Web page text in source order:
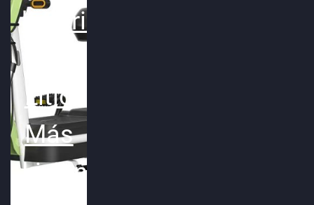
bateria
Litio
Más
Liviana!